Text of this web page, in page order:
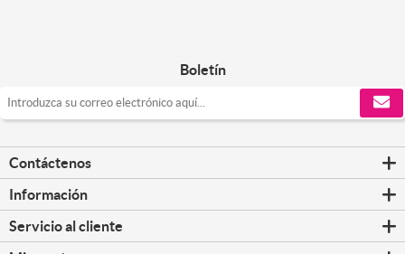
Boletín
Contáctenos
Información
Servicio al cliente